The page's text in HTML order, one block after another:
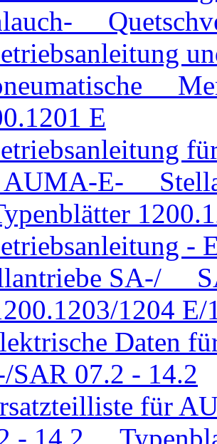
E
E-
SA-/
1204 E/
Daten
SAR 07.2 - 14.2
für
- 14.2